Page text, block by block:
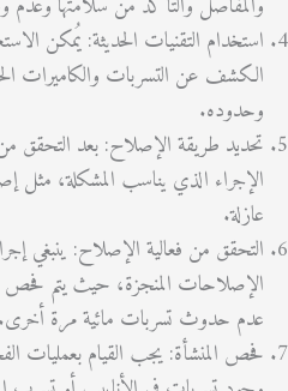
التقنيات الحديثة: يُمكن
عن التسربات والكاميرات
طريقة الإصلاح: بعد التحقق من
الذي يناسب المشكلة، مثل
من فعالية الإصلاح: ينبغي إجراء
المنجزة، حيث يتم فحص
حدوث تسربات مائية مرة أخرى.
المنشأة: يجب القيام بعمليات